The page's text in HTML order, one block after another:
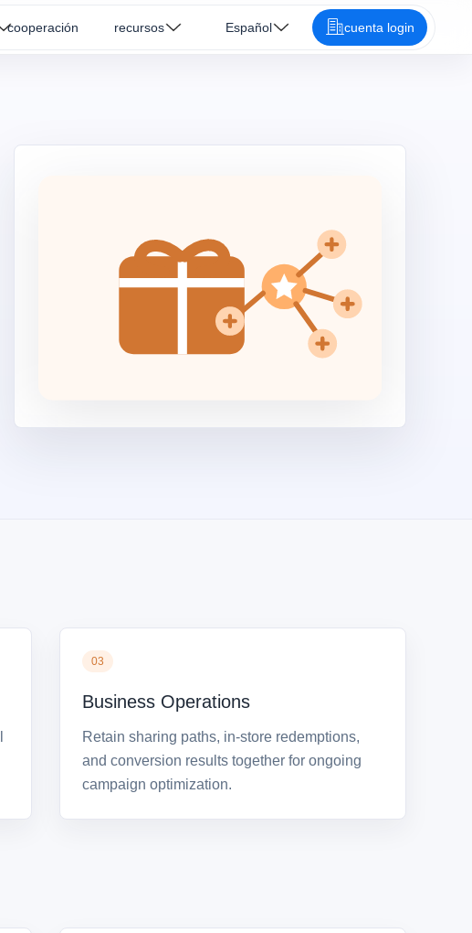
cooperación recursos Español cuenta login
03
Business Operations
Retain sharing paths, in-store redemptions,
and conversion results together for ongoing
campaign optimization.